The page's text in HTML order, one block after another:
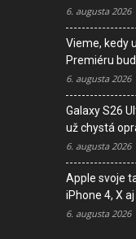
6. augusta 2026
Vieme, kedy
Premiéru
6. augusta 2026
Galaxy S26
už chystá
6. augusta 2026
Apple svoje
iPhone 4, X
6. augusta 2026